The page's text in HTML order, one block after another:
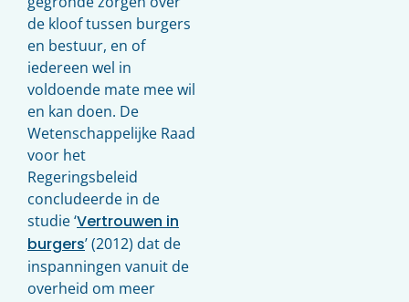
de kloof tussen burgers
en bestuur, en of
iedereen wel in
voldoende mate mee wil
en kan doen. De
Wetenschappelijke Raad
voor het
Regeringsbeleid
concludeerde in de
studie ‘Vertrouwen in
burgers’ (2012) dat de
inspanningen vanuit de
overheid om meer